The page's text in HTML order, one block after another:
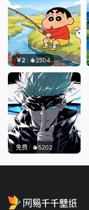
￥2 2504
免费 5202